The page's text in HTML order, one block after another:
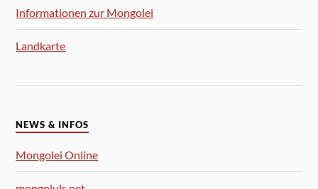
Informationen zur Mongolei
Landkarte
NEWS & INFOS
Mongolei Online